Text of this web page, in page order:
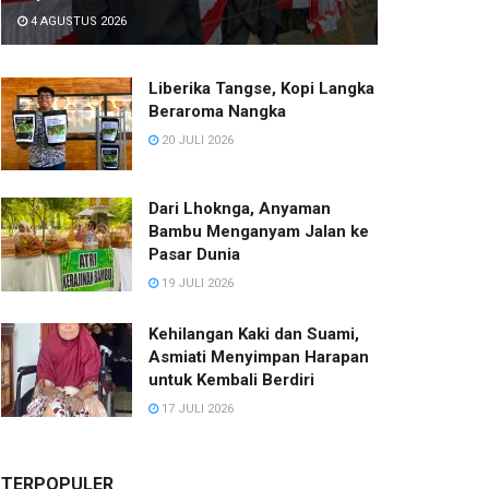
4 AGUSTUS 2026
Liberika Tangse, Kopi Langka
Beraroma Nangka
20 JULI 2026
Dari Lhoknga, Anyaman
Bambu Menganyam Jalan ke
Pasar Dunia
19 JULI 2026
Kehilangan Kaki dan Suami,
Asmiati Menyimpan Harapan
untuk Kembali Berdiri
17 JULI 2026
TERPOPULER